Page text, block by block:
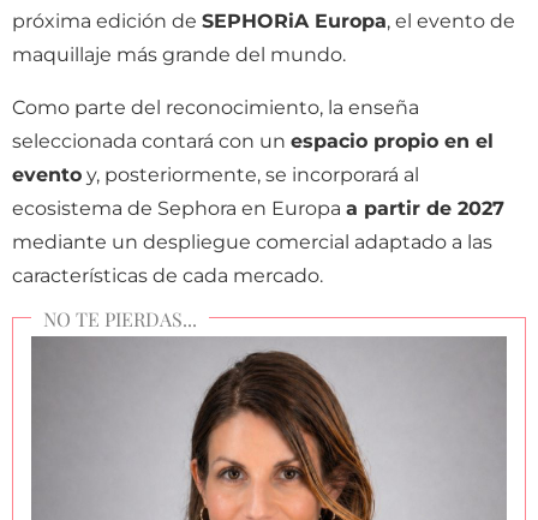
próxima edición de SEPHORiA Europa, el evento de
maquillaje más grande del mundo.
Como parte del reconocimiento, la enseña
seleccionada contará con un espacio propio en el
evento y, posteriormente, se incorporará al
ecosistema de Sephora en Europa a partir de 2027
mediante un despliegue comercial adaptado a las
características de cada mercado.